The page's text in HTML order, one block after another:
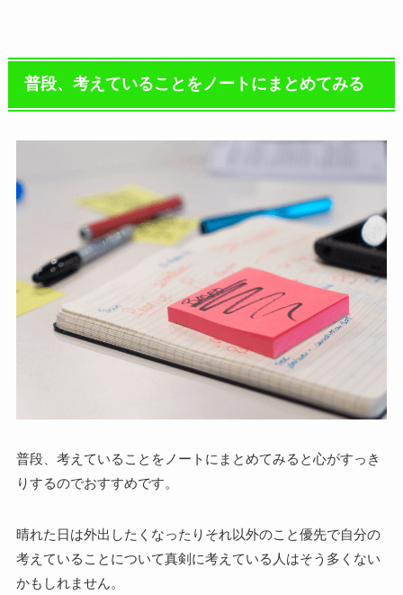
普段、考えていることをノートにまとめてみる
普段、考えていることをノートにまとめてみると心がすっき
りするのでおすすめです。
晴れた日は外出したくなったりそれ以外のこと優先で自分の
考えていることについて真剣に考えている人はそう多くない
かもしれません。